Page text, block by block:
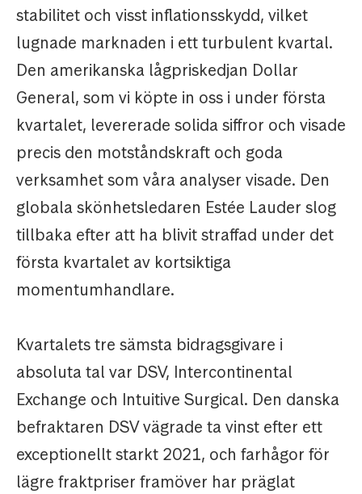
stabilitet och visst inflationsskydd, vilket
lugnade marknaden i ett turbulent kvartal.
Den amerikanska lågpriskedjan Dollar
General, som vi köpte in oss i under första
kvartalet, levererade solida siffror och visade
precis den motståndskraft och goda
verksamhet som våra analyser visade. Den
globala skönhetsledaren Estée Lauder slog
tillbaka efter att ha blivit straffad under det
första kvartalet av kortsiktiga
momentumhandlare.
Kvartalets tre sämsta bidragsgivare i
absoluta tal var DSV, Intercontinental
Exchange och Intuitive Surgical. Den danska
befraktaren DSV vägrade ta vinst efter ett
exceptionellt starkt 2021, och farhågor för
lägre fraktpriser framöver har präglat